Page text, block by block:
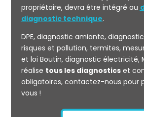
propriétaire, devra être intégré au
diagnostic technique.
DPE, diagnostic amiante,
risques et pollution, termites,
et loi Boutin, diagnostic électricité,
réalise tous les diagnosticset
obligatoires, contactez-nous pour
vous !